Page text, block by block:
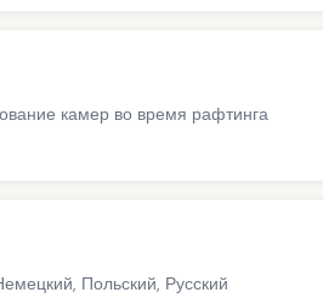
камер во время рафтинга
Польский, Русский